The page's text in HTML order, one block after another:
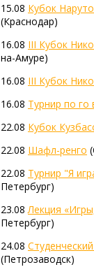
15.08 Кубок
(Краснодар)
16.08 III Кубок
на-Амуре)
16.08 III Кубок
16.08 Турнир по
22.08 Кубок
22.08 Шафл-ренго
22.08 Турнир "Я
Петербург)
23.08 Лекция
Петербург)
24.08
(Петрозаводск)